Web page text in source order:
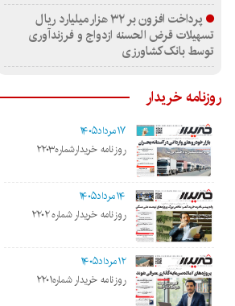
پرداخت افزون بر ۳۲ هزار میلیارد ریال
تسهیلات قرض الحسنه ازدواج و فرزندآوری
توسط بانک کشاورزی
روزنامه خریدار
۱۷مرداد۱۴۰۵
روزنامه خریدارشماره۲۲۰۳
۱۴مرداد۱۴۰۵
روزنامه خریدار شماره ۲۲۰۲
۱۲مرداد۱۴۰۵
روزنامه خریدار شماره۲۲۰۱